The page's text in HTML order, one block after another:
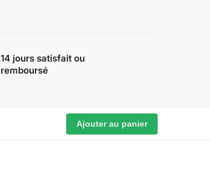
14 jours satisfait ou
remboursé
Ajouter au panier